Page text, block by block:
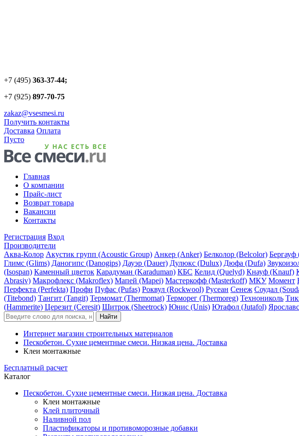
+7 (495) 363-37-44;
+7 (925) 897-70-75
zakaz@vsesmesi.ru
Получить контакты
Доставка Оплата
Пусто
Главная
О компании
Прайс-лист
Возврат товара
Вакансии
Контакты
Регистрация Вход
Производители
Аква-Колор Акустик групп (Acoustic Group) Анкер (Anker) Белколор (Belcolor) Бергауф
Глимс (Glims) Даногипс (Danogips) Дауэр (Dauer) Дулюкс (Dulux) Дюфа (Dufa)
(Isospan) Каменный цветок Карадуман (Karaduman) КБС Келид (Quelyd) Кнауф (Knauf)
Abrasiv) Макрофлекс (Makroflex) Мапей (Mapei) Мастеркофф (Masterkoff) МКУ Момент
Перфекта (Perfekta) Профи Пуфас (Pufas) Роквул (Rockwool) Русеан Сенеж Соудал
(Titebond) Тангит (Tangit) Термомат (Thermomat) Терморег (Thermoreg) Технониколь
(Hammerite) Церезит (Ceresit) Шитрок (Sheetrock) Юнис (Unis) Ютафол (Jutafol)
Интернет магазин строительных материалов
Пескобетон. Сухие цементные смеси. Низкая цена. Доставка
Клеи монтажные
Бесплатный расчет
Каталог
Пескобетон. Сухие цементные смеси. Низкая цена. Доставка
Клеи монтажные
Клей плиточный
Наливной пол
Пластификаторы и противоморозные добавки